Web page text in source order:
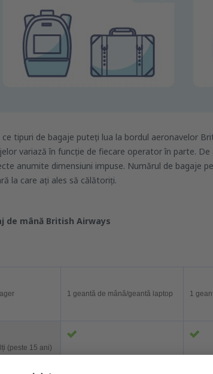
tipuri de bagaje puteți lua la bordul aeronavelor
variază în funcție de fiecare operator în parte.
anumite dimensiuni impuse. Numărul de bagaje
la care ați ales să călătoriți.
de mână British Airways
1 geantă de mână/geantă laptop 1
(peste 15 ani)